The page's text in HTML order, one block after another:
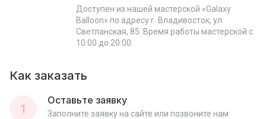
Доступен из нашей мастерской «Galaxy
Balloon» по адресу г. Владивосток, ул.
Светланская, 85. Время работы мастерской с
10:00 до 20:00.
Как заказать
1
Оставьте заявку
Заполните заявку на сайте или позвоните нам